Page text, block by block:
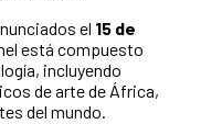
el 15 de
está compuesto
incluyendo
de arte de África,
del mundo.